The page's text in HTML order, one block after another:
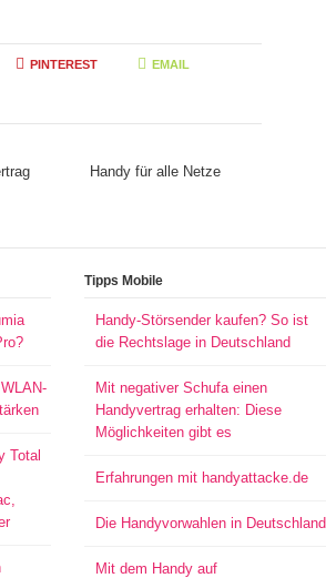
PINTEREST EMAIL
Handy für alle Netze
Total
Tipps Mobile
Handy-Störsender kaufen? So ist
die Rechtslage in Deutschland
Mit negativer Schufa einen
Handyvertrag erhalten: Diese
Möglichkeiten gibt es
Erfahrungen mit handyattacke.de
Die Handyvorwahlen in Deutschland
Mit dem Handy auf